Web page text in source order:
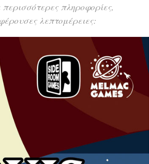
πληροφορίες,
λεπτομέρειες: